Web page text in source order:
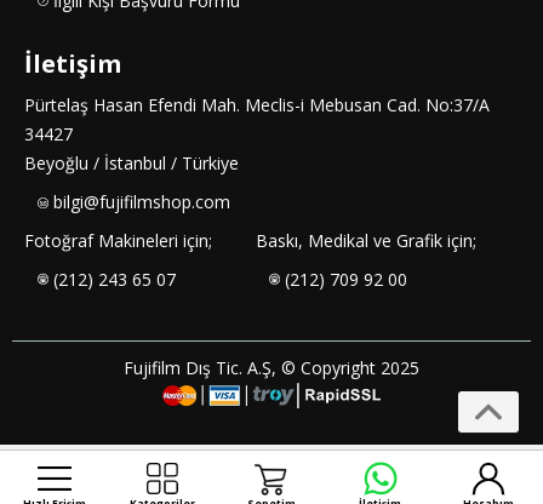
İletişim
Pürtelaş Hasan Efendi Mah. Meclis-i Mebusan Cad. No:37/A
34427
Beyoğlu / İstanbul / Türkiye
bilgi@fujifilmshop.com
Fotoğraf Makineleri için;
(212) 243 65 07
Baskı, Medikal ve Grafik için;
(212) 709 92 00
Fujifilm Dış Tic. A.Ş, © Copyright 2025